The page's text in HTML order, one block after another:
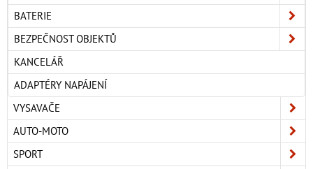
BATERIE
BEZPEČNOST OBJEKTŮ
KANCELÁŘ
ADAPTÉRY NAPÁJENÍ
VYSAVAČE
AUTO-MOTO
SPORT